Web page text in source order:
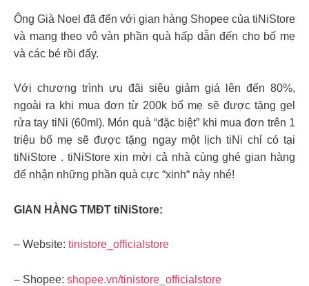
Ông Già Noel đã đến với gian hàng Shopee của tiNiStore
và mang theo vô vàn phần quà hấp dẫn đến cho bố mẹ
và các bé rồi đấy. ​
Với chương trình ưu đãi siêu giảm giá lên đến 80%,
ngoài ra khi mua đơn từ 200k bố mẹ sẽ được tặng gel
rửa tay tiNi (60ml). Món quà “đặc biệt” khi mua đơn trên 1
triệu bố mẹ sẽ được tặng ngay một lịch tiNi chỉ có tại
tiNiStore . tiNiStore xin mời cả nhà cùng ghé gian hàng
để nhận những phần quà cực “xinh“ này nhé!​
GIAN HÀNG TMĐT tiNiStore:
– Website: tinistore_officialstore
– Shopee: shopee.vn/tinistore_officialstore